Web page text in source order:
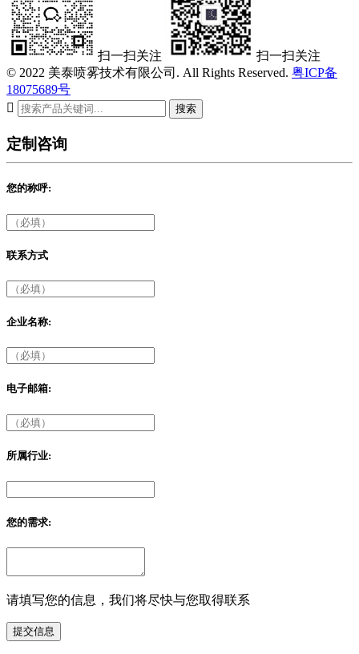
扫一扫关注
扫一扫关注
© 2022 美泰喷雾技术有限公司. All Rights Reserved. 粤ICP备
18075689号

搜索
定制咨询
您的称呼:
联系方式
企业名称:
电子邮箱:
所属行业:
您的需求:
请填写您的信息，我们将尽快与您取得联系
提交信息